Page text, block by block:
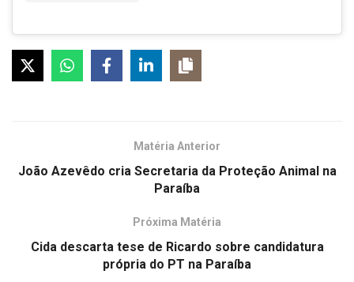
Matéria Anterior
João Azevêdo cria Secretaria da Proteção Animal na
Paraíba
Próxima Matéria
Cida descarta tese de Ricardo sobre candidatura
própria do PT na Paraíba